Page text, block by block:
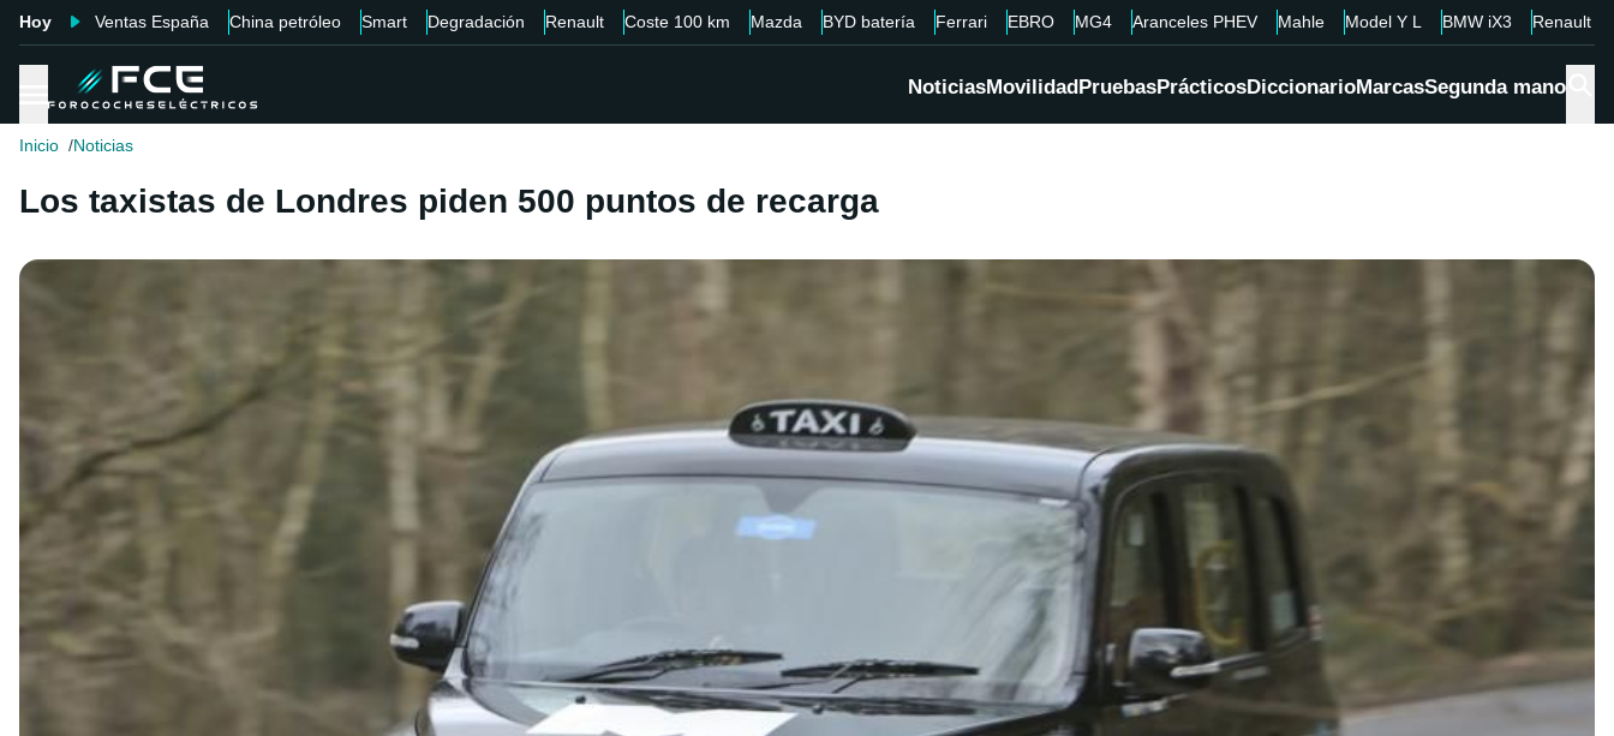
Hoy Ventas España China petróleo Smart Degradación Renault Coste 100 km Mazda BYD batería Ferrari EBRO MG4 Aranceles PHEV Mahle Model Y L BMW iX3 Renault
NoticiasMovilidadPruebasPrácticosDiccionarioMarcasSegunda mano
Inicio Noticias
Los taxistas de Londres piden 500 puntos de recarga